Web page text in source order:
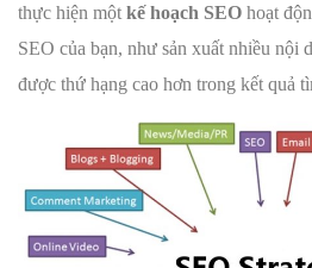
thực hiện một kế hoạch SEO hoạt
SEO của bạn, như sản xuất nhiều nội
được thứ hạng cao hơn trong kết quả